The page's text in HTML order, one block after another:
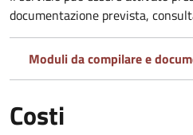
documentazione prevista,
Moduli da compilare e
Costi